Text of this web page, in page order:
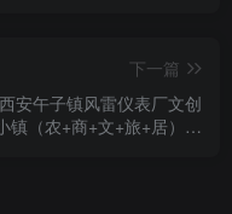
性景观”的深刻范本。
的物理能力，而是在于
下一篇
西安午子镇风雷仪表厂⽂创
镇（农+商+文+旅+居）概